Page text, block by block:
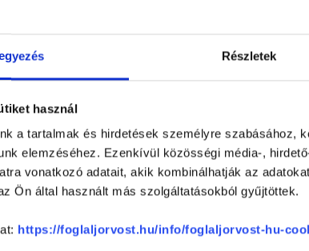
Részletek
használ
a tartalmak és hirdetések személyre szabásához,
elemzéséhez. Ezenkívül közösségi média-,
vonatkozó adatait, akik kombinálhatják az
Ön által használt más szolgáltatásokból gyűjtöttek.
https://foglaljorvost.hu/info/foglaljorvost-hu-
Telefon
(H-P: